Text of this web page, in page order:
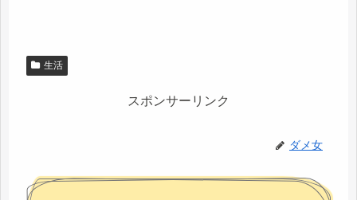
生活
スポンサーリンク
ダメ女